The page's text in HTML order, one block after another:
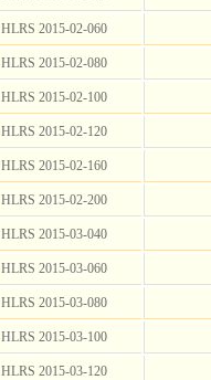
HLRS 2015-02-060
HLRS 2015-02-080
HLRS 2015-02-100
HLRS 2015-02-120
HLRS 2015-02-160
HLRS 2015-02-200
HLRS 2015-03-040
HLRS 2015-03-060
HLRS 2015-03-080
HLRS 2015-03-100
HLRS 2015-03-120